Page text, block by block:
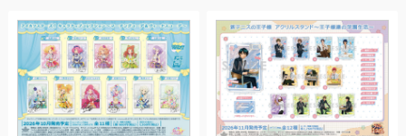
商標登録取得のお知らせ
2023.04.12
GW期間の営業についてのお知らせ
2022.11.28